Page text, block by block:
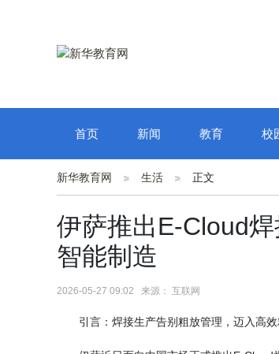
首页 新闻 教育 校
新华教育网 生活 正文
伊萨推出E-Cloud
智能制造
2026-05-27 09:02 来源： 互联网
引言：焊接生产告别粗放管理，迈入高